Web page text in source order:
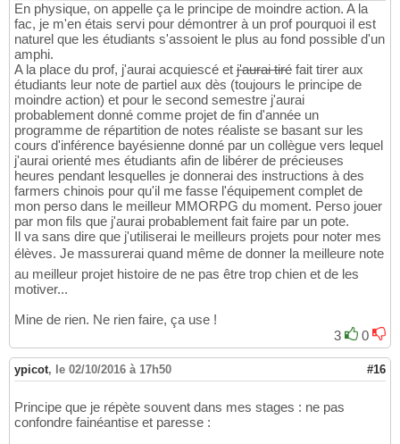
En physique, on appelle ça le principe de moindre action. A la
fac, je m'en étais servi pour démontrer à un prof pourquoi il est
naturel que les étudiants s'assoient le plus au fond possible d'un
amphi.
A la place du prof, j'aurai acquiescé et j'aurai tiré fait tirer aux
étudiants leur note de partiel aux dès (toujours le principe de
moindre action) et pour le second semestre j'aurai
probablement donné comme projet de fin d'année un
programme de répartition de notes réaliste se basant sur les
cours d'inférence bayésienne donné par un collègue vers lequel
j'aurai orienté mes étudiants afin de libérer de précieuses
heures pendant lesquelles je donnerai des instructions à des
farmers chinois pour qu'il me fasse l'équipement complet de
mon perso dans le meilleur MMORPG du moment. Perso jouer
par mon fils que j'aurai probablement fait faire par un pote.
Il va sans dire que j'utiliserai le meilleurs projets pour noter mes
élèves. Je massurerai quand même de donner la meilleure note
au meilleur projet histoire de ne pas être trop chien et de les
motiver...
Mine de rien. Ne rien faire, ça use !
3
0
ypicot, le 02/10/2016 à 17h50 #16
Principe que je répète souvent dans mes stages : ne pas
confondre fainéantise et paresse :